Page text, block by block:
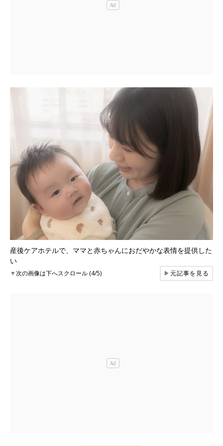
産後ケアホテルで、ママと赤ちゃんにおだやかな表情を提供した
い
▼次の画像は下へスクロール (4/5) ▶元記事を見る